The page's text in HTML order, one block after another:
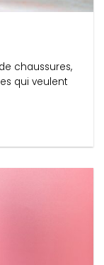
chaussures,
qui veulent